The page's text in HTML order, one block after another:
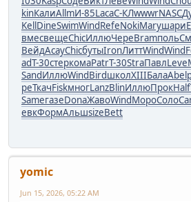
kinКалиAllmИ-85LacaС-КЛwwwrNASC
Kell DineSwimWindRefeNokiMaryшари
вмесвещеChicИллюЧереBramполь
ВейдАсауChicбутыIronЛиттWindWind
adT-30стеркомаPatrT-30StraПавлLeve
SandИллюWindBirdшколXIIIБалаAbel
реТкачFiskмногLanzBlinИллюПрокHalf
SameгазеDonaЖавоWindМороСоло
евкФормАльшsizeBett
yomic
Jun 15, 2026, 05:22 AM